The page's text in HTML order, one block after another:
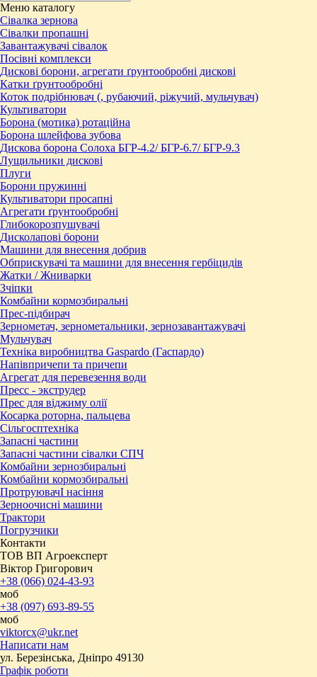
Меню каталогу
Сівалка зернова
Сівалки пропашні
Завантажувачі сівалок
Посівні комплекси
Дискові борони, агрегати ґрунтообробні дискові
Катки ґрунтообробні
Коток подрібнювач (, рубаючий, ріжучий, мульчувач)
Культиватори
Борона (мотика) ротаційна
Борона шлейфова зубова
Дискова борона Солоха БГР-4.2/ БГР-6.7/ БГР-9.3
Лущильники дискові
Плуги
Борони пружинні
Культиватори просапні
Агрегати ґрунтообробні
Глибокорозпушувачі
Дисколапові борони
Машини для внесення добрив
Обприскувачі та машини для внесення гербіцидів
Жатки / Жниварки
Зчіпки
Комбайни кормозбиральні
Прес-підбирач
Зернометач, зернометальники, зернозавантажувачі
Мульчувач
Техніка виробництва Gaspardo (Гаспардо)
Напівпричепи та причепи
Агрегат для перевезення води
Пресc - экструдер
Прес для віджиму олії
Косарка роторна, пальцева
Сільгосптехніка
Запасні частини
Запасні частини сівалки СПЧ
Комбайни зернозбиральні
Комбайни кормозбиральні
ПротруювачІ насіння
Зерноочисні машини
Трактори
Погрузчики
Контакти
ТОВ ВП Агроексперт
Віктор Григорович
+38 (066) 024-43-93
моб
+38 (097) 693-89-55
моб
viktorcx@ukr.net
Написати нам
ул. Березінська, Дніпро 49130
Графік роботи